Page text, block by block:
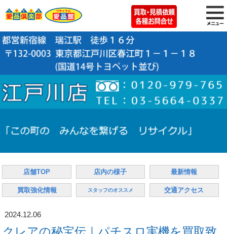
店舗TOP 店内の様子 最新情報
買取強化情報 スタッフのオススメ 交通アクセス
2024.12.06